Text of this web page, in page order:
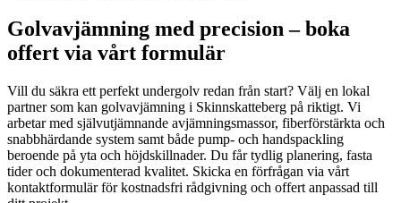
Golvavjämning med precision – boka
offert via vårt formulär
Vill du säkra ett perfekt undergolv redan från start? Välj en lokal
partner som kan golvavjämning i Skinnskatteberg på riktigt. Vi
arbetar med självutjämnande avjämningsmassor, fiberförstärkta och
snabbhärdande system samt både pump- och handspackling
beroende på yta och höjdskillnader. Du får tydlig planering, fasta
tider och dokumenterad kvalitet. Skicka en förfrågan via vårt
kontaktformulär för kostnadsfri rådgivning och offert anpassad till